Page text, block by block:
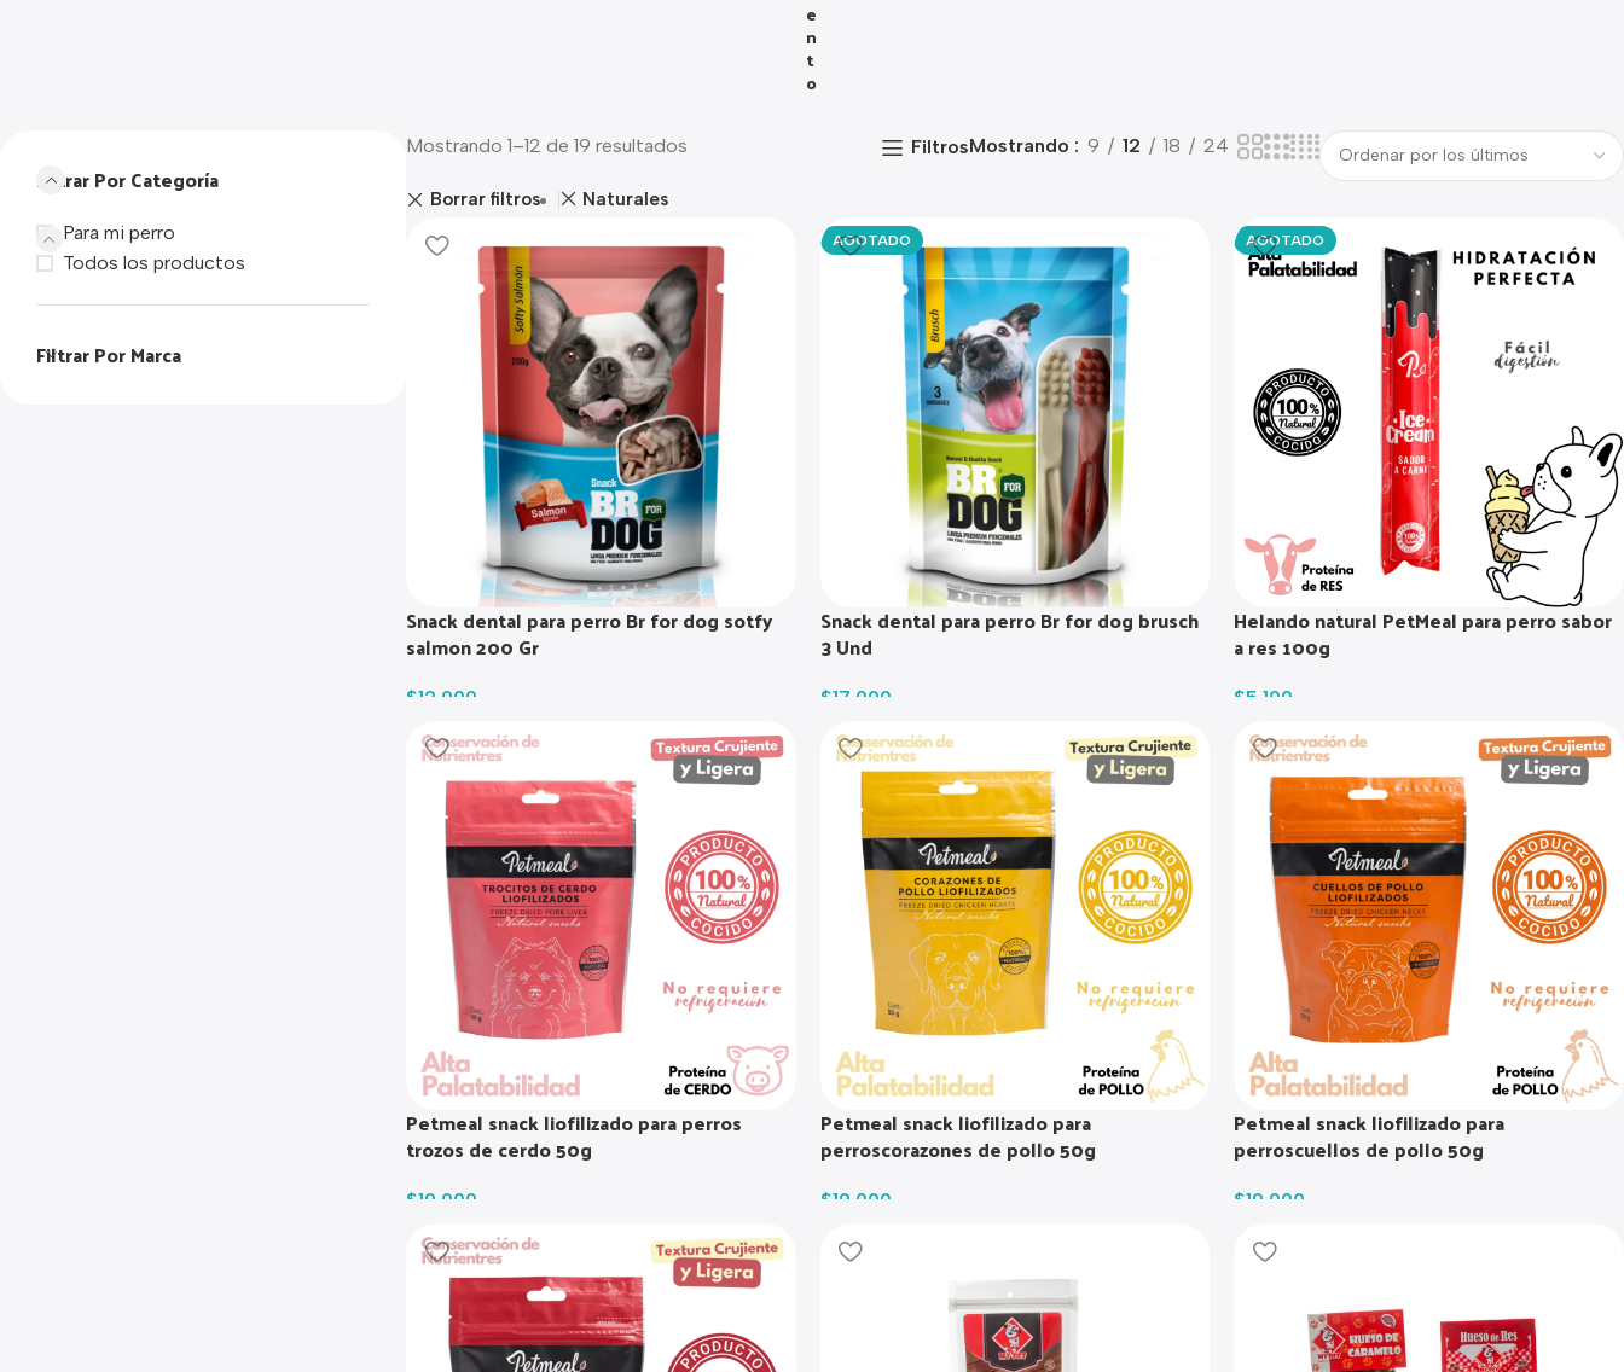
E
N
T
O
Filtrar Por Categoría
Para mi perro
Todos los productos
Filtrar Por Marca
Mostrando 1–12 de 19 resultados FiltrosMostrando 9 12 18 24
Borrar filtros Naturales
Snack dental para perro Br for dog sotfy
salmon 200 Gr
$12.000
AGOTADO
Snack dental para perro Br for dog brusch
3 Und
$17.000
AGOTADO
Helando natural PetMeal para perro sabor
a res 100g
$5.100
Petmeal snack liofilizado para perros
trozos de cerdo 50g
$19.000
Petmeal snack liofilizado para
perroscorazones de pollo 50g
$19.000
Petmeal snack liofilizado para
perroscuellos de pollo 50g
$19.000